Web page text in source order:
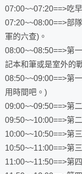
07:00~~07:20==>吃
07:20~~08:00==>部
軍的六查)。
08:00~~08:50==>第
記本和筆或是室外的
08:50~~09:00==>第
用時間吧。)
09:00~~09:50==>第
09:50~~10:00==>第
10:00~~10:50==>第
10:50~~11:00==>第
11:00~~11:50==>第